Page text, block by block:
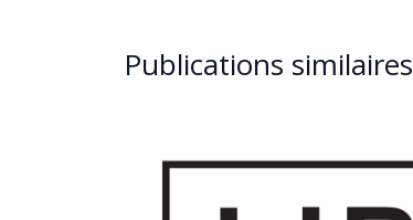
Publications similaires